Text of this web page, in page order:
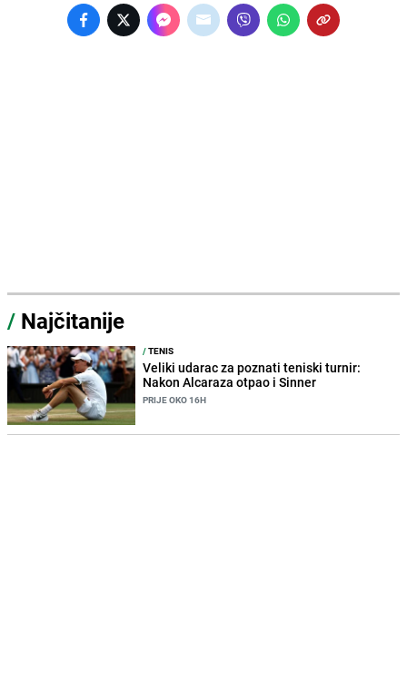
/ Najčitanije
/TENIS
Veliki udarac za poznati teniski turnir:
Nakon Alcaraza otpao i Sinner
PRIJE OKO 16H